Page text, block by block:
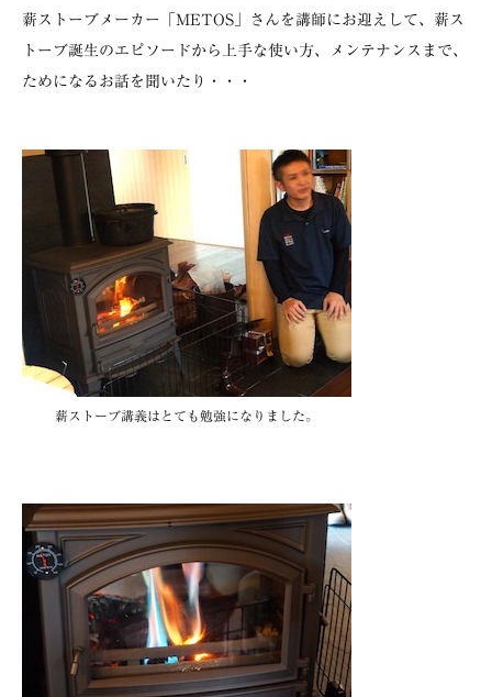
薪ストーブメーカー「METOS」さんを講師にお迎えして、薪ス
トーブ誕生のエピソードから上手な使い方、メンテナンスまで、
ためになるお話を聞いたり・・・
薪ストーブ講義はとても勉強になりました。